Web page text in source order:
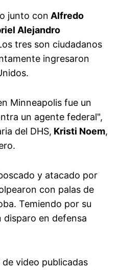
junto con Alfredo
Alejandro
tres son ciudadanos
ingresaron
Minneapolis fue un
un agente federal",
del DHS, Kristi Noem,
y atacado por
con palas de
Temiendo por su
disparo en defensa
video publicadas